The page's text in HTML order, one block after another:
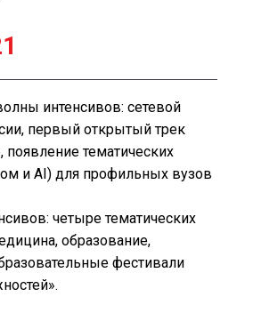
интенсивов: сетевой
первый открытый трек
появление тематических
и AI) для профильных вузов
четыре тематических
образование,
фестивали